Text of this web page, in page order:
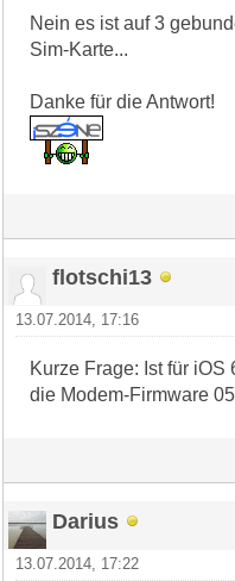
Nein es ist auf 3
Sim-Karte...
Danke für die Antwort!
flotschi13
13.07.2014, 17:16
Kurze Frage: Ist für iOS
die Modem-Firmware
Darius
13.07.2014, 17:22